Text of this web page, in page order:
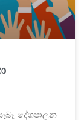
දේශපාලන